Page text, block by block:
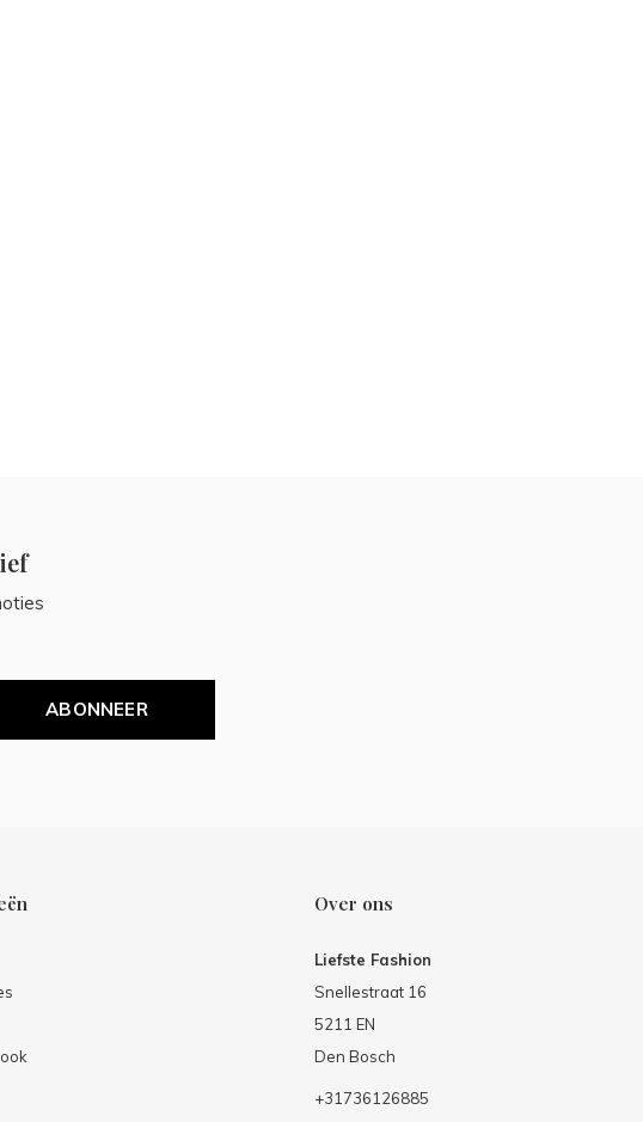
ABONNEER
Over ons
Liefste Fashion
Snellestraat 16
5211 EN
Den Bosch
+31736126885